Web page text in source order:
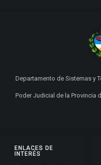
ENLACES DE
INTERÉS
Departamento de Sistemas y
Poder Judicial de la Provincia